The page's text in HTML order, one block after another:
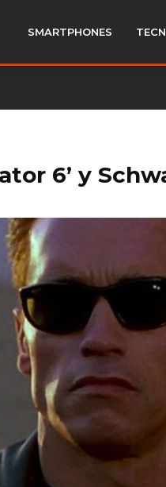
SMARTPHONES
6’ y